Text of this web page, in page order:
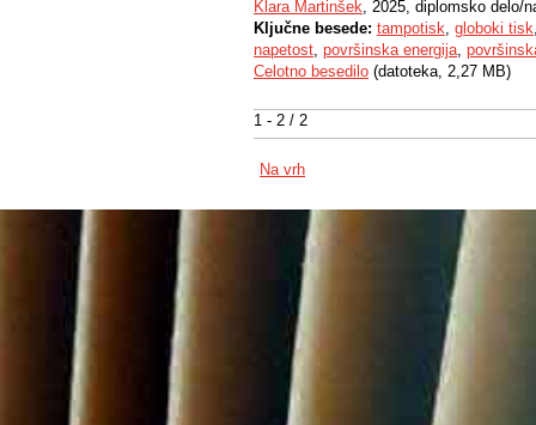
1 - 2 / 2
Klara Martinšek, 2025, diplomsko delo/
Ključne besede: tampotisk, globoki tisk
napetost, površinska energija,
Celotno besedilo (datoteka, 2,27 MB)
Na vrh